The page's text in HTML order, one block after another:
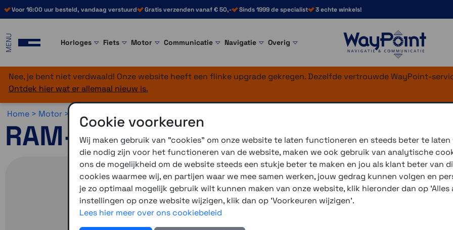
Voor 16:00 uur besteld, vandaag verstuurd Gratis verzenden vanaf € 50,- Sinds 1999 de specialist 3 echte winkels!
MENU Horloges Fiets Motor Communicatie Navigatie Overig
Nee, je bent niet verdwaald! Onze website heeft een flinke upgrade gekregen. Dezelfde vertrouwde WayPoint-
Ontdek hier wat er allemaal nieuw is.
Home > Motor >
RAM-Mount universele
3 winkels voor uitleg en
voor 16.00 uur besteld,
verzending met
Cookie voorkeuren
Wij maken gebruik van "cookies" om onze website te laten functioneren en steeds beter te
die nodig zijn voor het functioneren van de website, maken we ook gebruik van analytische
ons de mogelijkheid om de website steeds een stukje beter te maken en jou als klant beter van
cookies waarmee wij, en partijen waar we mee samen werken, jouw gedrag kunnen volgen en
je zo optimaal mogelijk gebruik wilt kunnen maken van onze website, klik hieronder dan op
instellingen op onze website wijzigen, klik dan op 'Voorkeuren wijzigen'.
Lees hier meer over ons cookiebeleid